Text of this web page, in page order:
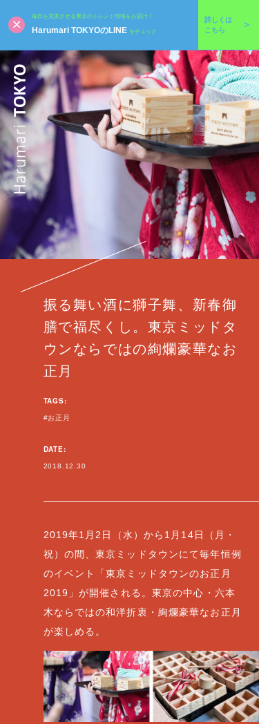
毎日を充実させる東京のトレンド情報をお届け！
Harumari TOKYOのLINE をチェック
詳しくは
こちら
振る舞い酒に獅子舞、新春御
膳で福尽くし。東京ミッドタ
ウンならではの絢爛豪華なお
正月
TAGS:
お正月
DATE:
2018.12.30
2019年1月2日（水）から1月14日（月・
祝）の間、東京ミッドタウンにて毎年恒例
のイベント「東京ミッドタウンのお正月
2019」が開催される。東京の中心・六本
木ならではの和洋折衷・絢爛豪華なお正月
が楽しめる。